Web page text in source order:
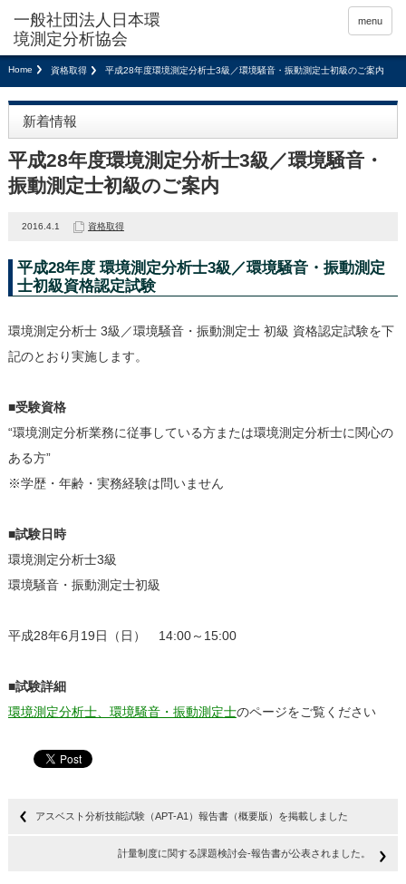
menu
Home 資格取得 平成28年度環境測定分析士3級／環境騒音・振動測定士初級のご案内
新着情報
平成28年度環境測定分析士3級／環境騒音・
振動測定士初級のご案内
2016.4.1 資格取得
平成28年度 環境測定分析士3級／環境騒音・振動測定
士初級資格認定試験
環境測定分析士 3級／環境騒音・振動測定士 初級 資格認定試験を下
記のとおり実施します。
■受験資格
“環境測定分析業務に従事している方または環境測定分析士に関心の
ある方”
※学歴・年齢・実務経験は問いません
■試験日時
環境測定分析士3級
環境騒音・振動測定士初級
平成28年6月19日（日） 14:00～15:00
■試験詳細
環境測定分析士、環境騒音・振動測定士のページをご覧ください
アスベスト分析技能試験（APT-A1）報告書（概要版）を掲載しました
計量制度に関する課題検討会‐報告書が公表されました。